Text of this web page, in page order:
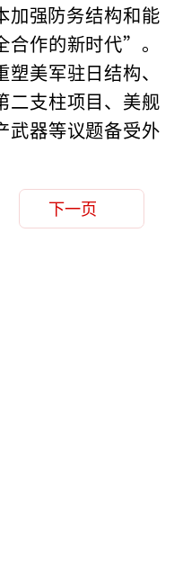
加强防务结构和能
作的新时代”。
美军驻日结构、
支柱项目、美舰
武器等议题备受外
下一页